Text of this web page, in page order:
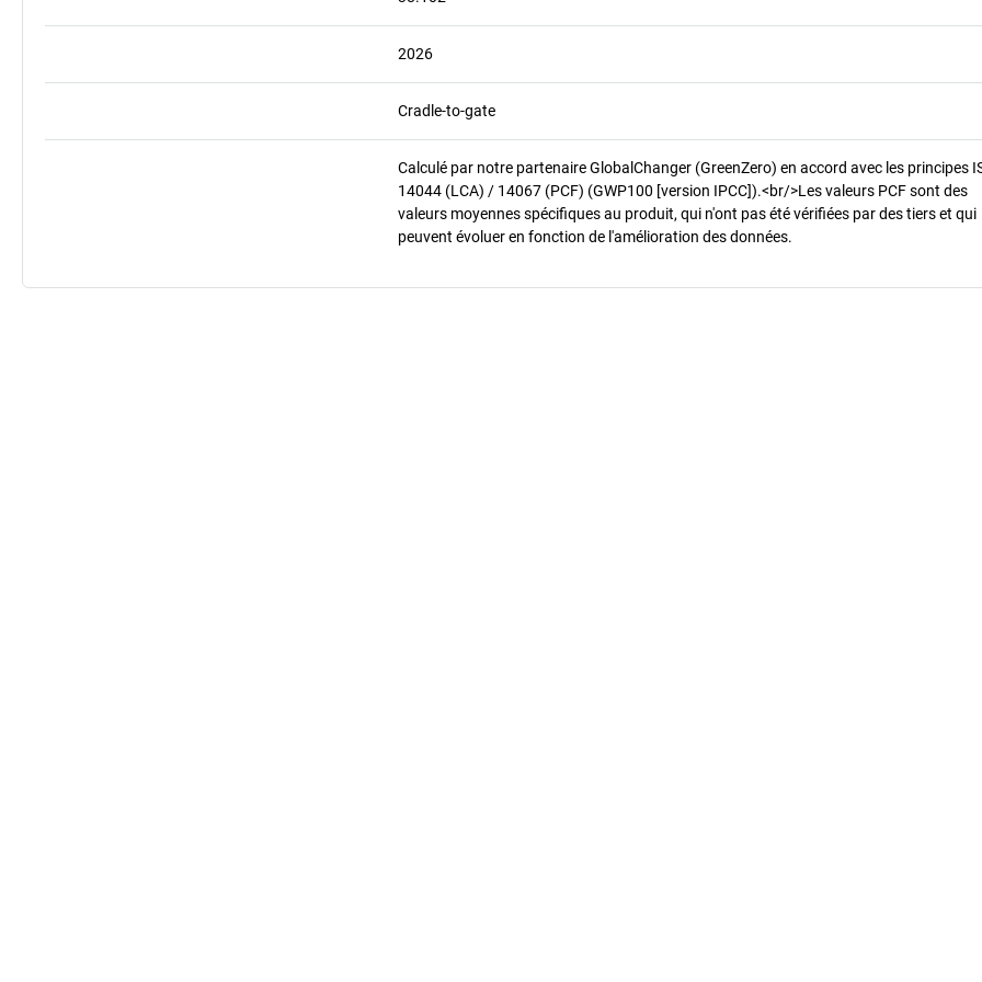
2026
Cradle-to-gate
Calculé par notre partenaire GlobalChanger (GreenZero) en accord avec les principes
14044 (LCA) / 14067 (PCF) (GWP100 [version IPCC]).<br/>Les valeurs PCF sont des
valeurs moyennes spécifiques au produit, qui n'ont pas été vérifiées par des tiers et qui
peuvent évoluer en fonction de l'amélioration des données.